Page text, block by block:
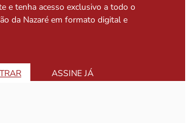
e tenha acesso exclusivo a todo o
da Nazaré em formato digital e
ASSINE JÁ